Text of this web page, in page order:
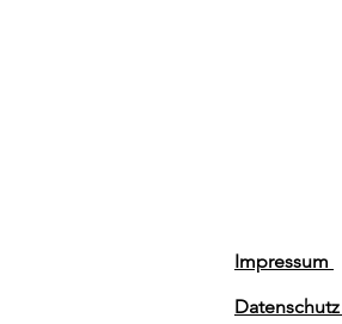
Impressum
Datenschutz